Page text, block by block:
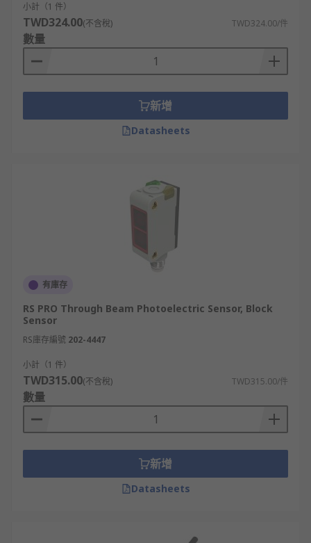
擴散反射型光電感測器
擴散型光電感測器同樣整合發射器與接收器，安裝最
簡便。它直接偵測物體反射的光線，適合短距應用。
光電感測器的工業用途
確封裝、瓶罐定位及控制填充量。
在製藥行業中，它用於偵測藥瓶、膠囊等包裝的有無
和監控設備狀態以避免缺料或卡料情況。
包裝工廠
在包裝工序中，光電感測器用於檢測物品定位、尺寸
確認、標籤貼合正確性等，確保包裝過程的準確與高
效。
汽車工業
在汽車或機械零件生產線上，光電感測器能搭配
小計（1 件）
TWD324.00(不含稅) TWD324.00/件
數量
新增
Datasheets
有庫存
RS PRO Through Beam Photoelectric Sensor, Block
Sensor
RS庫存編號 202-4447
小計（1 件）
TWD315.00(不含稅) TWD315.00/件
數量
新增
Datasheets